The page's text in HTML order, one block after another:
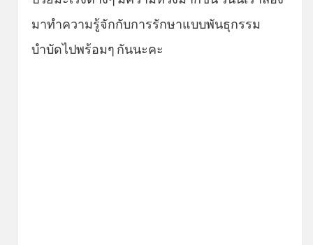
มาทำความรู้จักกับการรักษาแบบพันธุกรรม
บำบัดไปพร้อมๆ กันนะคะ